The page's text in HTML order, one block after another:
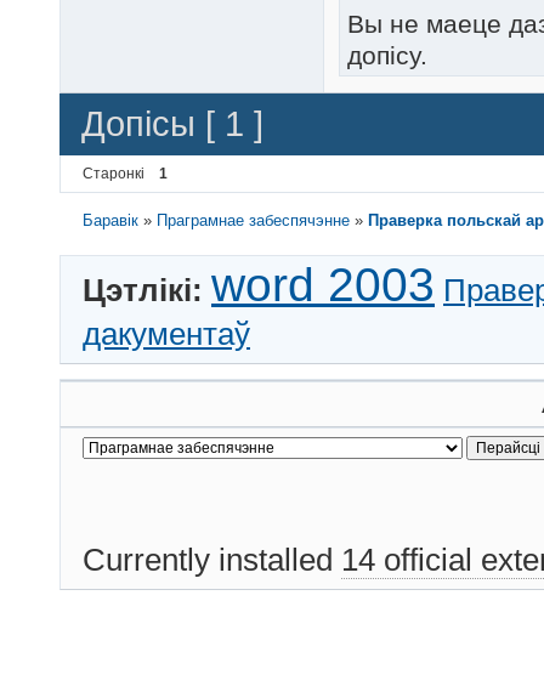
Вы не маеце
допісу.
Допісы [ 1 ]
Старонкі 1
Баравік » Праграмнае забеспячэнне » Праверка польскай
Цэтлікі: word 2003
дакументаў
Currently installed 14 official